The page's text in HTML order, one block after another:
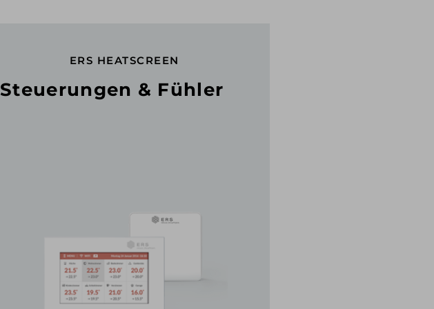
ERS HEATSCREEN
Steuerungen & Fühler